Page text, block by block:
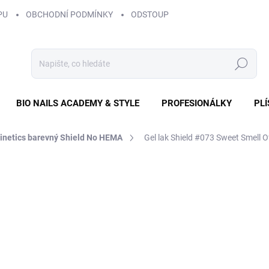
OBCHODNÍ PODMÍNKY ODSTOUPENÍ OD SMLOUVY
Hledat
BIO NAILS ACADEMY & STYLE PROFESIONÁLKY
barevný Shield No HEMA Gel lak Shield #073 Sweet Smell